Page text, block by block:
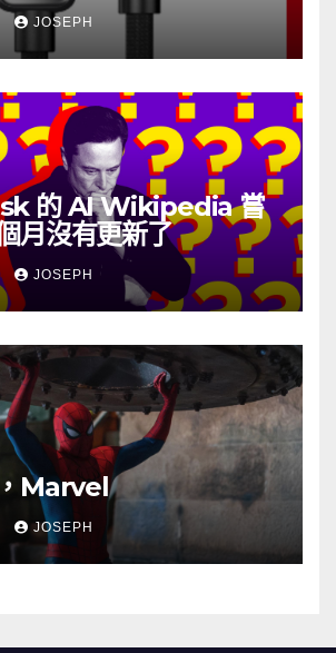
JOSEPH
的 AI Wikipedia 嘗
月沒有更新了
JOSEPH
Marvel
JOSEPH